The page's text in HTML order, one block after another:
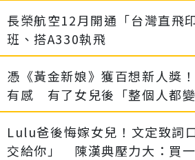
長榮航空12月開通「台灣直
班、搭A330執飛
憑《黃金新娘》獲百想新人獎
有感 有了女兒後「整個人都變
Lulu爸後悔嫁女兒！文定致詞
交給你」 陳漢典壓力大：買